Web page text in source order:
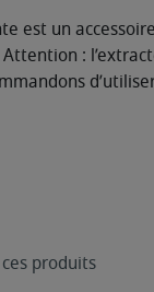
est un
:
produits